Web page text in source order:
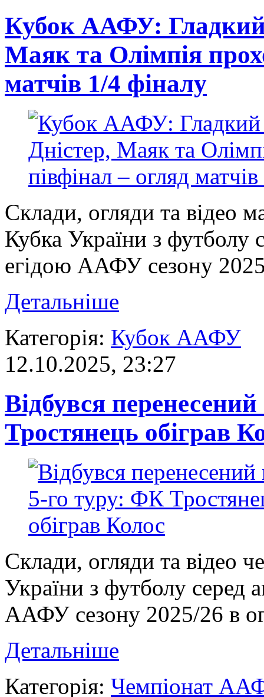
Кубок ААФУ: Гладкий
Маяк та Олімпія
матчів 1/4 фіналу
Склади, огляди та відео
Кубка України з футболу
егідою ААФУ сезону
Детальніше
Категорія: Кубок ААФУ
12.10.2025, 23:27
Відбувся
Тростянець обіграв
Склади, огляди та відео
України з футболу серед
ААФУ сезону 2025/26 в
Детальніше
Категорія: Чемпіонат